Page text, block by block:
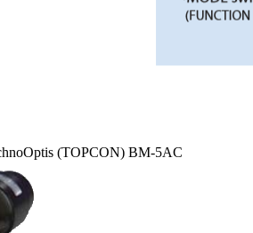
(TOPCON) BM-5AC